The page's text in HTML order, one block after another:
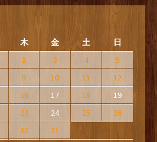
木 金 土 日
2 3 4
5
9 10 11
12
16 17 18
19
23 24 25
26
30 31